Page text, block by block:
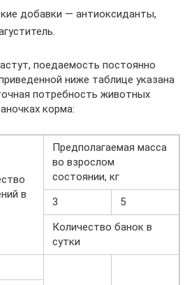
добавки — антиоксиданты,
поедаемость постоянно
ниже таблице указана
потребность животных
корма:
в
Предполагаемая масса
во взрослом
состоянии, кг
3
5
Количество банок в
сутки